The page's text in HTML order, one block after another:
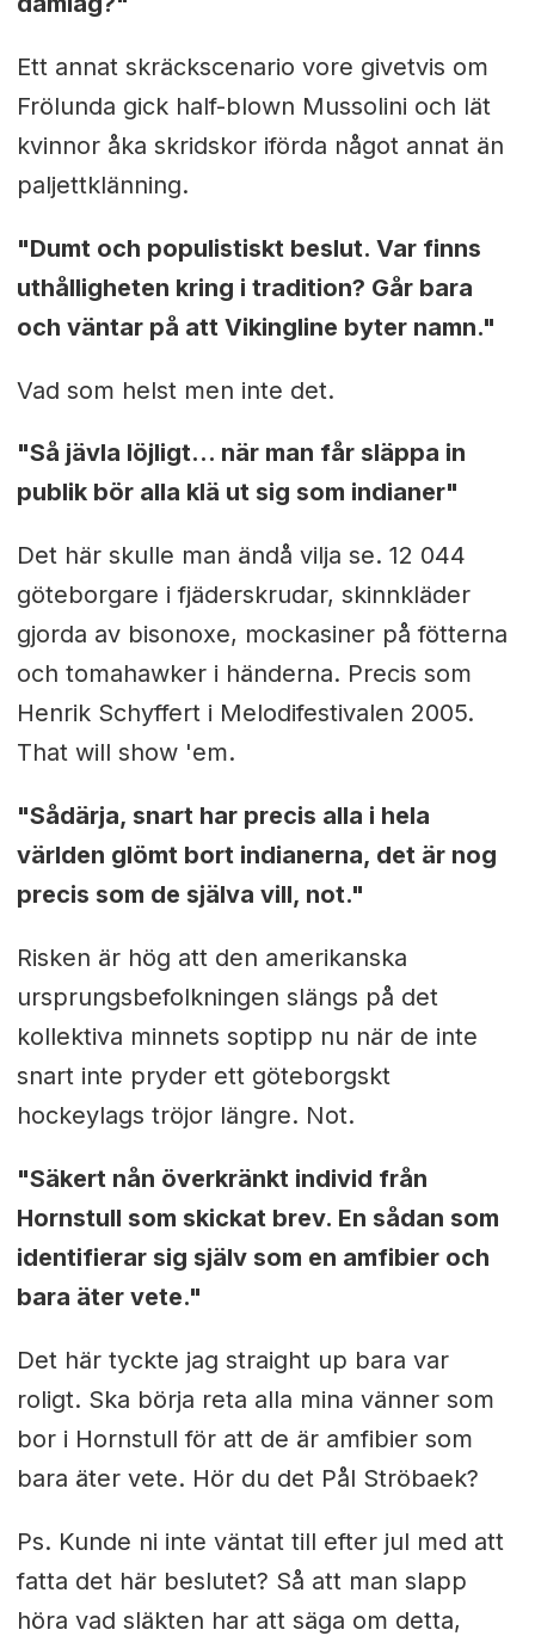
Ett annat skräckscenario vore givetvis om
Frölunda gick half-blown Mussolini och lät
kvinnor åka skridskor iförda något annat än
paljettklänning.
"Dumt och populistiskt beslut. Var finns
uthålligheten kring i tradition? Går bara
och väntar på att Vikingline byter namn."
Vad som helst men inte det.
"Så jävla löjligt... när man får släppa in
publik bör alla klä ut sig som indianer"
Det här skulle man ändå vilja se. 12 044
göteborgare i fjäderskrudar, skinnkläder
gjorda av bisonoxe, mockasiner på fötterna
och tomahawker i händerna. Precis som
Henrik Schyffert i Melodifestivalen 2005.
That will show 'em.
"Sådärja, snart har precis alla i hela
världen glömt bort indianerna, det är nog
precis som de själva vill, not."
Risken är hög att den amerikanska
ursprungsbefolkningen slängs på det
kollektiva minnets soptipp nu när de inte
snart inte pryder ett göteborgskt
hockeylags tröjor längre. Not.
"Säkert nån överkränkt individ från
Hornstull som skickat brev. En sådan som
identifierar sig själv som en amfibier och
bara äter vete."
Det här tyckte jag straight up bara var
roligt. Ska börja reta alla mina vänner som
bor i Hornstull för att de är amfibier som
bara äter vete. Hör du det Pål Ströbaek?
Ps. Kunde ni inte väntat till efter jul med att
fatta det här beslutet? Så att man slapp
höra vad släkten har att säga om detta,